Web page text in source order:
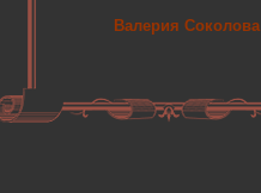
Валерия Соколова